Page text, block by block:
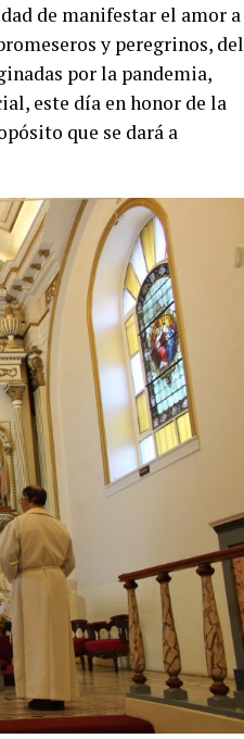
de manifestar el amor a
y peregrinos, del
por la pandemia,
este día en honor de la
que se dará a